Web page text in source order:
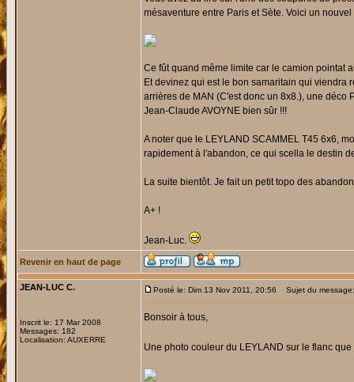
mésaventure entre Paris et Sète. Voici un
Ce fût quand même limite car le camion pointat
Et devinez qui est le bon samaritain qui viendra
arrières de MAN (C'est donc un 8x8.), une déco
Jean-Claude AVOYNE bien sûr !!!
A noter que le LEYLAND SCAMMEL T45 6x6,
rapidement à l'abandon, ce qui scella le destin
La suite bientôt. Je fait un petit topo des
A+ !
Jean-Luc.
Revenir en haut de page
JEAN-LUC C.
Inscrit le: 17 Mar 2008
Messages: 182
Localisation: AUXERRE
Posté le: Dim 13 Nov 2011, 20:56 Sujet du
Bonsoir à tous,
Une photo couleur du LEYLAND sur le flanc